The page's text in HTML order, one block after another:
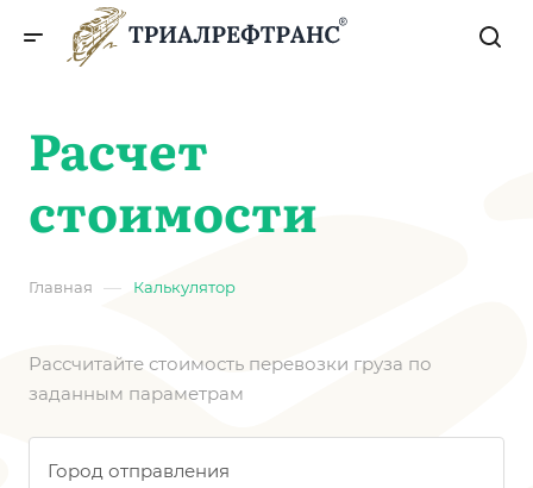
Расчет
стоимости
Главная — Калькулятор
Рассчитайте стоимость перевозки груза по
заданным параметрам
Город отправления